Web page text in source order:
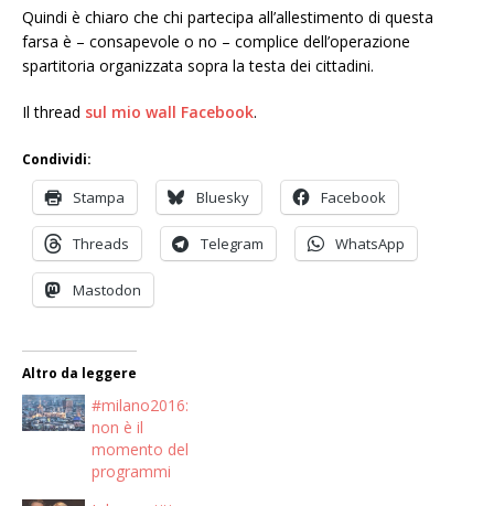
Quindi è chiaro che chi partecipa all’allestimento di questa
farsa è – consapevole o no – complice dell’operazione
spartitoria organizzata sopra la testa dei cittadini.
Il thread sul mio wall Facebook.
Condividi:
Stampa Bluesky Facebook
Threads Telegram WhatsApp
Mastodon
Altro da leggere
#milano2016:
non è il
momento del
programmi